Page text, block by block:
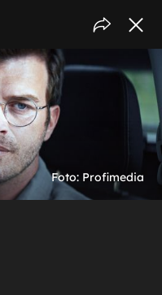
Foto: Profimedia